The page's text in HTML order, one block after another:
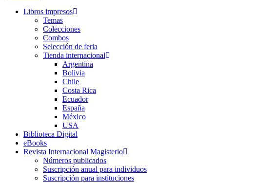
Libros impresos
Temas
Colecciones
Combos
Selección de feria
Tienda internacional
Argentina
Bolivia
Chile
Costa Rica
Ecuador
España
México
USA
Biblioteca Digital
eBooks
Revista Internacional Magisterio
Números publicados
Suscripción anual para individuos
Suscripción para instituciones